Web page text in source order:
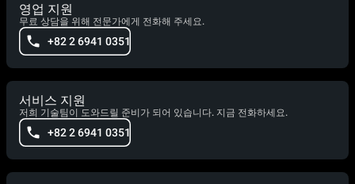
영업 지원
무료 상담을 위해 전문가에게 전화해 주세요.
+82 2 6941 0351
서비스 지원
저희 기술팀이 도와드릴 준비가 되어 있습니다. 지금 전화하세요.
+82 2 6941 0351